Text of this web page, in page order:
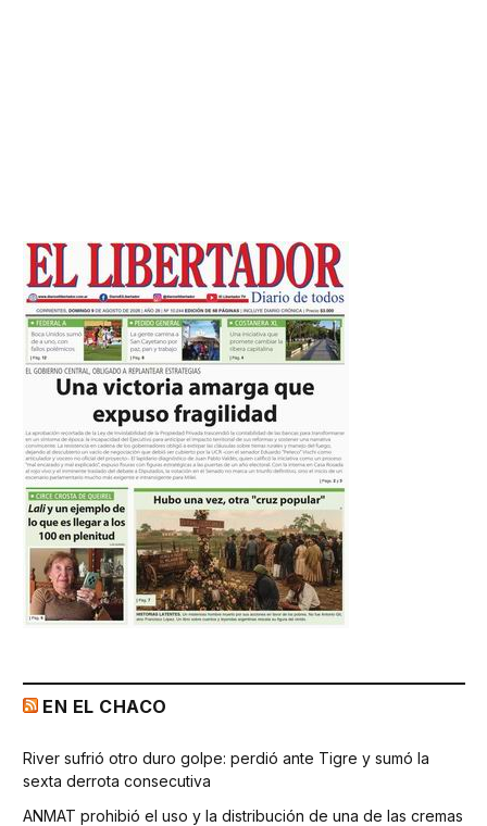
EN EL CHACO
River sufrió otro duro golpe: perdió ante Tigre y sumó la
sexta derrota consecutiva
ANMAT prohibió el uso y la distribución de una de las cremas